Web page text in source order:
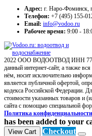
Адрес: г. Наро-Фоминск,
Телефон: +7 (495) 155-
Email: info@vodoo.ru
Рабочее время: 9:00 -
2022 ООО ВОДООТВОД ИНН
данный интернет-сайт, а также
нём, носит исключительно
является публичной офертой,
кодекса Российской Федерации.
стоимости указанных товаров и
сайта с помощью специальной
Политика конфиденциальности
has been added to your
View Cart Checkout